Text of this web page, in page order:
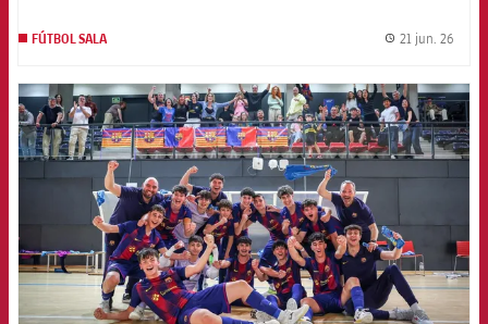
FÚTBOL SALA 21 jun. 26
FCB Barcelona badge